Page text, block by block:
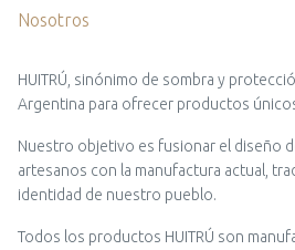
Nosotros
HUITRÚ, sinónimo de sombra y
Argentina para ofrecer productos
Nuestro objetivo es fusionar el diseño
artesanos con la manufactura actual,
identidad de nuestro pueblo.
Todos los productos HUITRÚ son